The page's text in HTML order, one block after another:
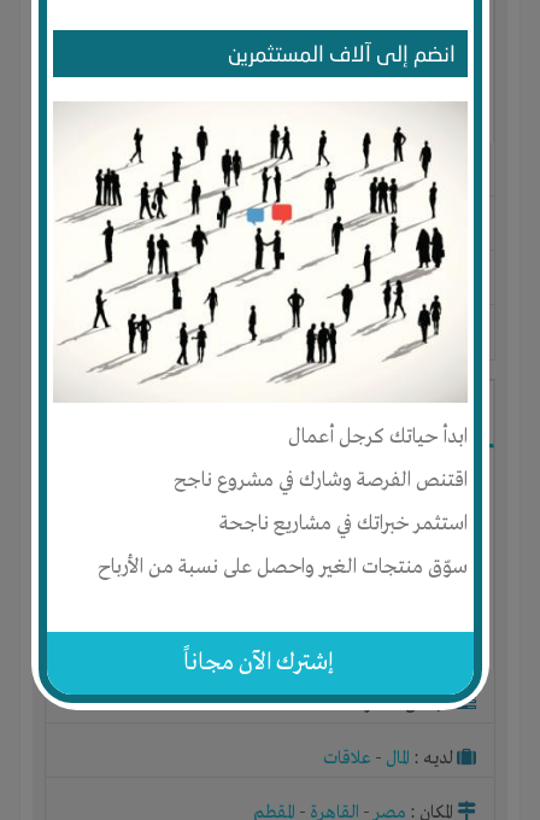
انضم إلى آلاف المستثمرين
ابدأ حياتك كرجل أعمال
اقتنص الفرصة وشارك في مشروع ناجح
استثمر خبراتك في مشاريع ناجحة
سوّق منتجات الغير واحصل على نسبة من الأرباح
إشترك الآن مجاناً
الجنس : ذكر
لديـه :المال الخبرات الوقت
المكان :مصر -الإسكندرية ميامى
آخر ظهور: : منذ 3 اشهر
Ibrahim Mostafa
الجنس : ذكر
لديـه : المال - علاقات
المكان : مصر- القاهرة - المقطم